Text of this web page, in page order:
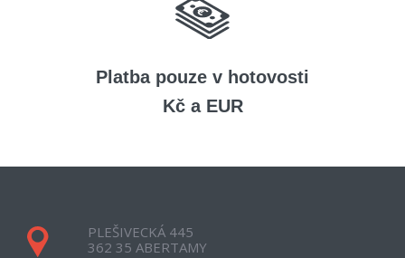
Platba pouze v hotovosti
Kč a EUR
PLEŠIVECKÁ 445
362 35 ABERTAMY